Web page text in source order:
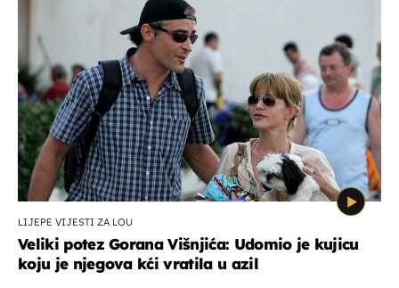
LIJEPE VIJESTI ZA LOU
Veliki potez Gorana Višnjića: Udomio je kujicu
koju je njegova kći vratila u azil